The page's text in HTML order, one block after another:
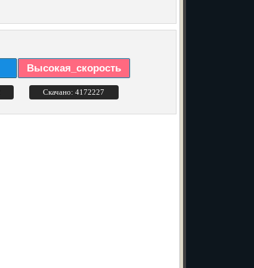
Высокая_скорость
Скачано: 4172227